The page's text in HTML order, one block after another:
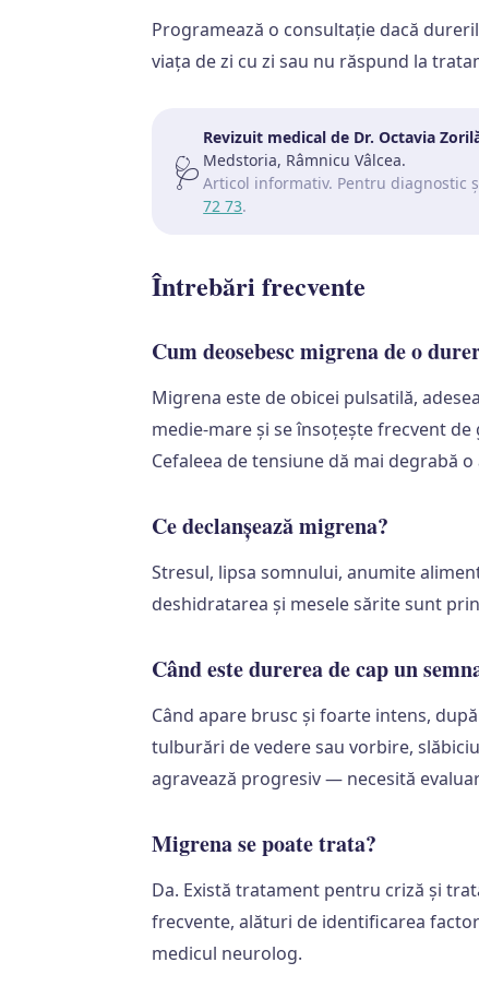
Programează o consultație dacă
viața de zi cu zi sau nu răspund la
🩺
Revizuit medical de Dr. Octavia
Medstoria, Râmnicu Vâlcea.
Articol informativ. Pentru diagnostic
72 73.
Întrebări frecvente
Cum deosebesc migrena de o
Migrena este de obicei pulsatilă,
medie-mare și se însoțește frecvent
Cefaleea de tensiune dă mai degrabă
Ce declanșează migrena?
Stresul, lipsa somnului, anumite
deshidratarea și mesele sărite sunt
Când este durerea de cap un
Când apare brusc și foarte intens,
tulburări de vedere sau vorbire,
agravează progresiv — necesită
Migrena se poate trata?
Da. Există tratament pentru criză și
frecvente, alături de identificarea
medicul neurolog.